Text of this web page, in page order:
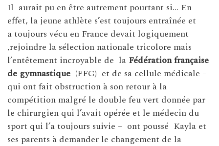
Il aurait pu en être autrement pourtant si… En
effet, la jeune athlète s’est toujours entraînée et
a toujours vécu en France devait logiquement
,rejoindre la sélection nationale tricolore mais
l’entêtement incroyable de la Fédération française
de gymnastique (FFG) et de sa cellule médicale –
qui ont fait obstruction à son retour à la
compétition malgré le double feu vert donnée par
le chirurgien qui l’avait opérée et le médecin du
sport qui l’a toujours suivie – ont poussé Kayla et
ses parents à demander le changement de la